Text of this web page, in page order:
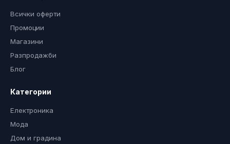
Всички оферти
Промоции
Магазини
Разпродажби
Блог
Категории
Електроника
Мода
Дом и градина